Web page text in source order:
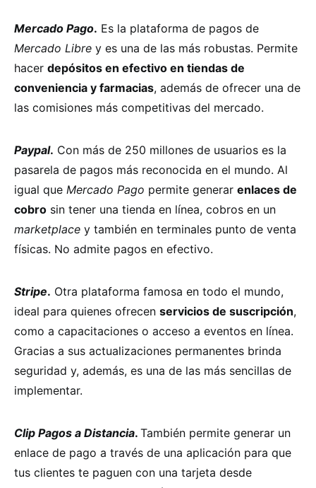
Mercado Pago. Es la plataforma de pagos de
Mercado Libre y es una de las más robustas. Permite
hacer depósitos en efectivo en tiendas de
conveniencia y farmacias, además de ofrecer una de
las comisiones más competitivas del mercado.
Paypal. Con más de 250 millones de usuarios es la
pasarela de pagos más reconocida en el mundo. Al
igual que Mercado Pago permite generar enlaces de
cobro sin tener una tienda en línea, cobros en un
marketplace y también en terminales punto de venta
físicas. No admite pagos en efectivo.
Stripe. Otra plataforma famosa en todo el mundo,
ideal para quienes ofrecen servicios de suscripción,
como a capacitaciones o acceso a eventos en línea.
Gracias a sus actualizaciones permanentes brinda
seguridad y, además, es una de las más sencillas de
implementar.
Clip Pagos a Distancia. También permite generar un
enlace de pago a través de una aplicación para que
tus clientes te paguen con una tarjeta desde